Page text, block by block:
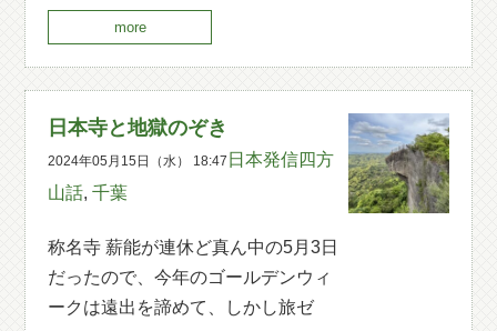
more
日本寺と地獄のぞき
2024年05月15日（水） 18:47 日本発信四方
山話,千葉
称名寺 薪能が連休ど真ん中の5月3日
だったので、今年のゴールデンウィ
ークは遠出を諦めて、しかし旅ゼ